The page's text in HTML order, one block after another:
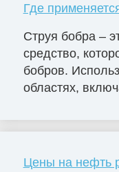
Где
Струя бобра –
средство,
бобров.
областях,
Цены на нефть